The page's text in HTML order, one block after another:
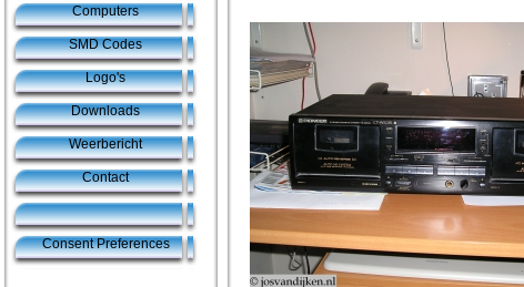
Computers
SMD Codes
Logo's
Downloads
Weerbericht
Contact
Consent Preferences